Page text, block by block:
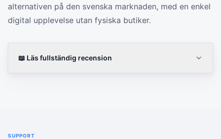
alternativen på den svenska marknaden, med en enkel
digital upplevelse utan fysiska butiker.
📖 Läs fullständig recension
SUPPORT